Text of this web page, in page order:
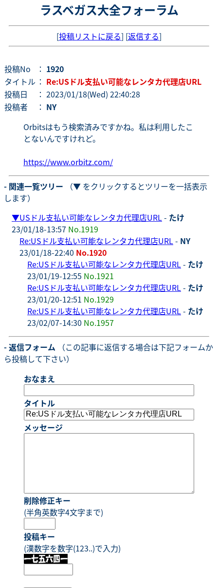
ラスベガス大全フォーラム
[投稿リストに戻る] [返信する]
投稿No ： 1920
タイトル ： Re:USドル支払い可能なレンタカ代理店URL
投稿日
： 2023/01/18(Wed) 22:40:28
投稿者
： NY
Orbitsはもう検索済みですかね。私は利用したこ
とないんですけれど。
https://www.orbitz.com/
- 関連一覧ツリー （▼ をクリックするとツリーを一括表示
します）
▼USドル支払い可能なレンタカ代理店URL- たけ
23/01/18-13:57 No.1919
Re:USドル支払い可能なレンタカ代理店URL- NY
23/01/18-22:40 No.1920
Re:USドル支払い可能なレンタカ代理店URL- たけ
23/01/19-12:55 No.1921
Re:USドル支払い可能なレンタカ代理店URL- たけ
23/01/20-12:51 No.1929
Re:USドル支払い可能なレンタカ代理店URL- たけ
23/02/07-14:30 No.1957
- 返信フォーム （この記事に返信する場合は下記フォームか
ら投稿して下さい）
おなまえ
タイトル
メッセージ
削除修正キー
(半角英数字4文字まで)
投稿キー
(漢数字を数字(123..)で入力)